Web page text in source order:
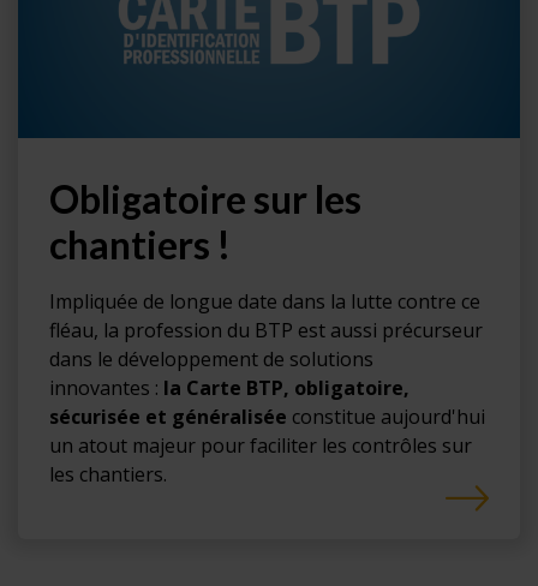
Obligatoire sur les
chantiers !
Impliquée de longue date dans la lutte contre ce
fléau, la profession du BTP est aussi précurseur
dans le développement de solutions
innovantes : la Carte BTP, obligatoire,
sécurisée et généralisée constitue aujourd'hui
un atout majeur pour faciliter les contrôles sur
les chantiers.